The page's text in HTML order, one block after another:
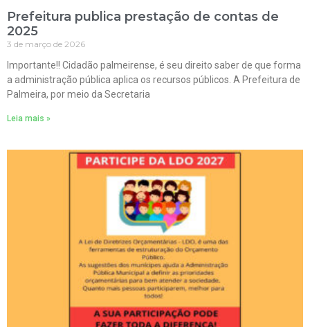
Prefeitura publica prestação de contas de
2025
3 de março de 2026
Importante!! Cidadão palmeirense, é seu direito saber de que forma
a administração pública aplica os recursos públicos. A Prefeitura de
Palmeira, por meio da Secretaria
Leia mais »